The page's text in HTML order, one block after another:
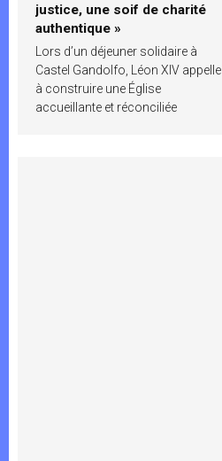
justice, une soif de charité
authentique »
Lors d’un déjeuner solidaire à
Castel Gandolfo, Léon XIV appelle
à construire une Église
accueillante et réconciliée